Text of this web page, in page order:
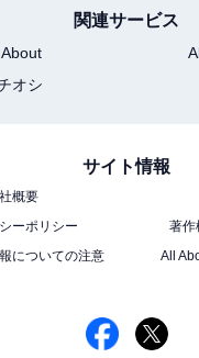
関連サービス
オシ
サイト情報
概要
ーポリシー
著作
についての注意
All